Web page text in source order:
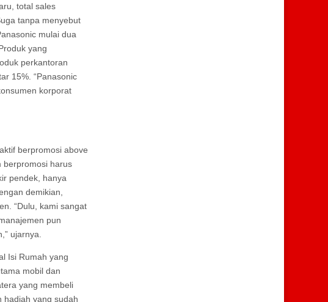
total sales
tanpa menyebut
mulai dua
yang
perkantoran
15%. “Panasonic
korporat
berpromosi above
berpromosi harus
pendek, hanya
demikian,
“Dulu, kami sangat
pun
ujarnya.
Isi Rumah yang
mobil dan
yang membeli
hadiah yang sudah